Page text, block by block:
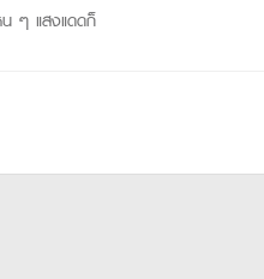
น ๆ แสงแดดก็